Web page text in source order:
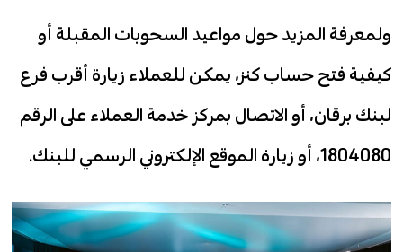
ولمعرفة المزيد حول مواعيد السحوبات المقبلة أو
كيفية فتح حساب كنز، يمكن للعملاء زيارة أقرب فرع
لبنك برقان، أو الاتصال بمركز خدمة العملاء على الرقم
1804080، أو زيارة الموقع الإلكتروني الرسمي للبنك.